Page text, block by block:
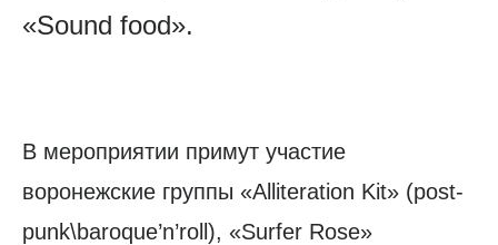
«Sound food».
В мероприятии примут участие
воронежские группы «Alliteration Kit» (post-
punk\baroque’n’roll), «Surfer Rose»